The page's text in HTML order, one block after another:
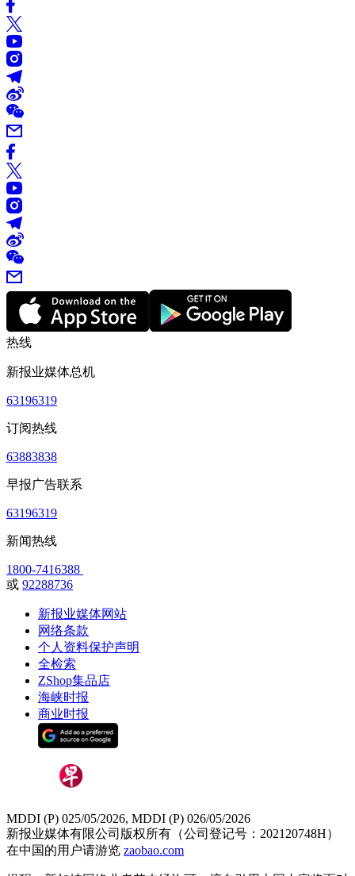
热线
新报业媒体总机
63196319
订阅热线
63883838
早报广告联系
63196319
新闻热线
1800-7416388
或 92288736
新报业媒体网站
网络条款
个人资料保护声明
全检索
ZShop集品店
海峡时报
商业时报
MDDI (P) 025/05/2026, MDDI (P) 026/05/2026
新报业媒体有限公司版权所有（公司登记号：202120748H）
在中国的用户请游览 zaobao.com